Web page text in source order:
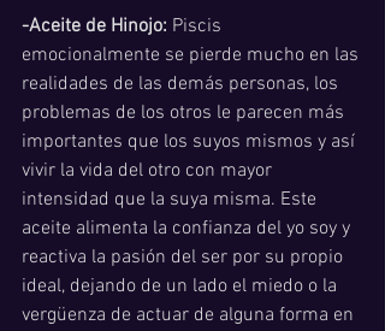
-Aceite de Hinojo: Piscis
emocionalmente se pierde mucho en las
realidades de las demás personas, los
problemas de los otros le parecen más
importantes que los suyos mismos y así
vivir la vida del otro con mayor
intensidad que la suya misma. Este
aceite alimenta la confianza del yo soy y
reactiva la pasión del ser por su propio
ideal, dejando de un lado el miedo o la
vergüenza de actuar de alguna forma en